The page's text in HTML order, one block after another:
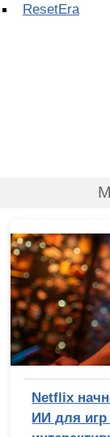
ResetEra
Netflix
ИИ для игр